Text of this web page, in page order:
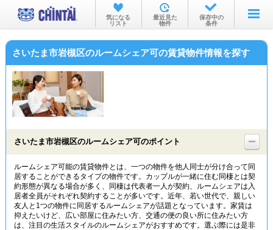
お部屋を探す
沿線・駅から
物件特集から
TOP
気になる
リスト
最近見た
物件
保存中の
条件
さいたま市岩槻区のルームシェア可の賃貸物件情報を探す
さいたま市岩槻区のルームシェア可のポイント
ルームシェア可能の賃貸物件とは、一つの物件を他人同士が分け合って同
居することができるタイプの物件です。カップルが一緒に住む同棲とは契
約形態が異なる場合が多く、同棲は代表者一人が契約、ルームシェアは入
居者全員がそれぞれ契約することが多いです。近年、若い世代で、親しい
友人と1つの物件に同居するルームシェアが話題となっています。家賃は
抑えたいけど、広い部屋に住みたい方、交通の便の良い所に住みたい方
は、注目の生活スタイルのルームシェアがおすすめです。選ぶ際には是非